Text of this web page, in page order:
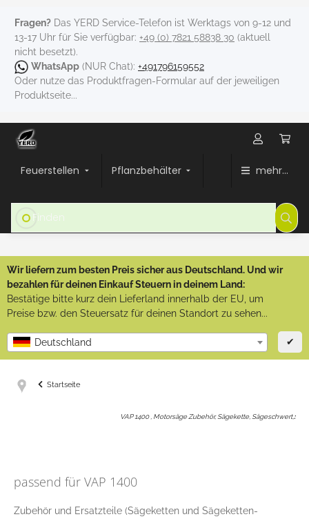
Fragen? Das YERD Service-Telefon ist Werktags von 9-12 und
13-17 Uhr für Sie verfügbar: +49 (0) 7821 58838 30 (aktuell
nicht besetzt).
WhatsApp (NUR Chat): +491796159552
Oder nutze das Produktfragen-Formular auf der jeweiligen
Produktseite...
Feuerstellen Pflanzbehälter mehr...
Wir liefern zum besten Preis sicher aus Deutschland. Und wir
bezahlen für deinen Einkauf Steuern in deinem Land:
Bestätige bitte kurz dein Lieferland innerhalb der EU, um
Preise bzw. den Steuersatz für deinen Standort zu sehen...
Deutschland ✔
Startseite
VAP 1400 , Motorsäge Zubehör, Sägekette, Sägeschwert,:
passend für VAP 1400
Zubehör und Ersatzteile (Sägeketten und Sägeketten-